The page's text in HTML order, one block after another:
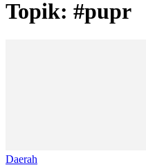
Topik: #pupr
Daerah